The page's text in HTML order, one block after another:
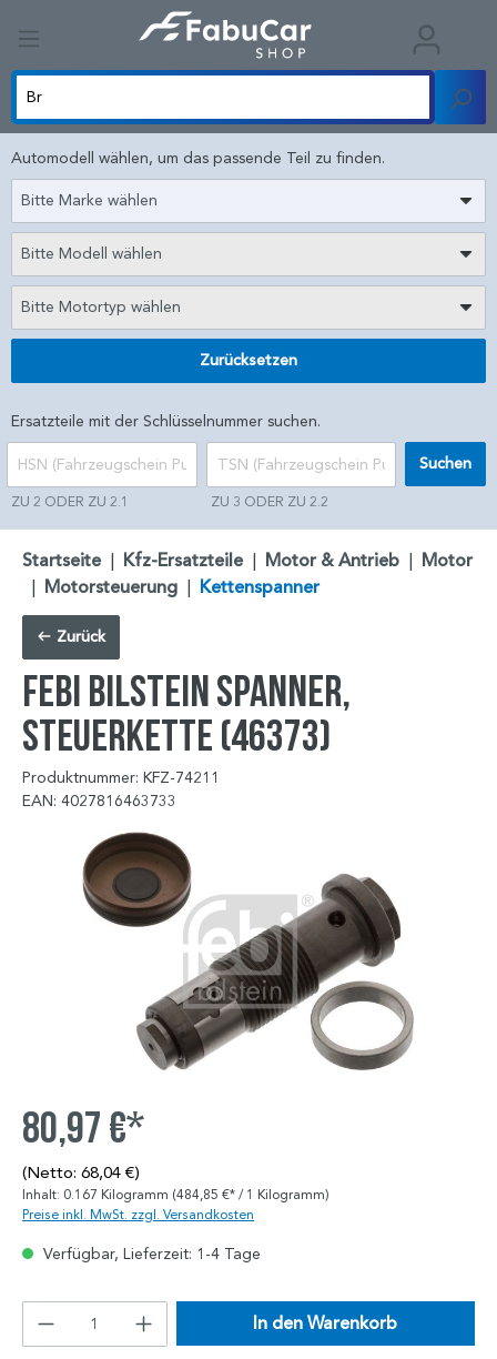
Automodell wählen, um das passende Teil zu finden.
Bitte Marke wählen
Bitte Modell wählen
Bitte Motortyp wählen
Zurücksetzen
Ersatzteile mit der Schlüsselnummer suchen.
ZU 2 ODER ZU 2.1 ZU 3 ODER ZU 2.2
Suchen
Startseite | Kfz-Ersatzteile | Motor & Antrieb | Motor
| Motorsteuerung | Kettenspanner
Zurück
FEBI BILSTEIN Spanner,
Steuerkette (46373)
Produktnummer: KFZ-74211
EAN: 4027816463733
80,97 €*
(Netto: 68,04 €)
Inhalt: 0.167 Kilogramm (484,85 €* / 1 Kilogramm)
Preise inkl. MwSt. zzgl. Versandkosten
Verfügbar, Lieferzeit: 1-4 Tage
In den Warenkorb